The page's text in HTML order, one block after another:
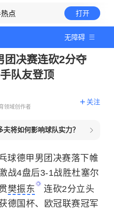
点 打开
无障碍
团决赛连砍2分夺
队友登顶
领域创作者
关注
将如何影响球队实力？
球德甲男团决赛落下帷
战4盘后3-1战胜杜塞尔
樊振东
连砍2分立头
德国杯、欧冠联赛冠军